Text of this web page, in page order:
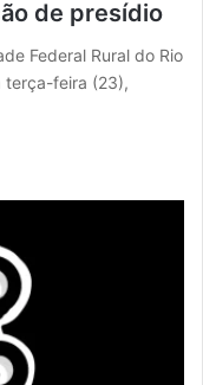
de presídio
Federal Rural do Rio
terça-feira (23),